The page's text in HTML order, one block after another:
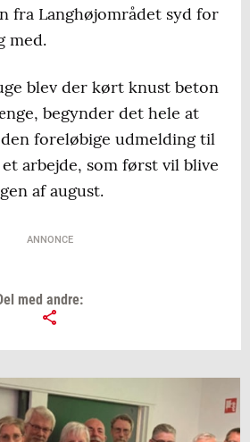
fra Langhøjområdet syd for
med.
blev der kørt knust beton
begynder det hele at
foreløbige udmelding til
arbejde, som først vil blive
af august.
ANNONCE
med andre: